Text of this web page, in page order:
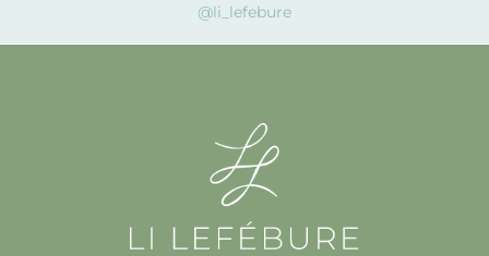
@li_lefebure